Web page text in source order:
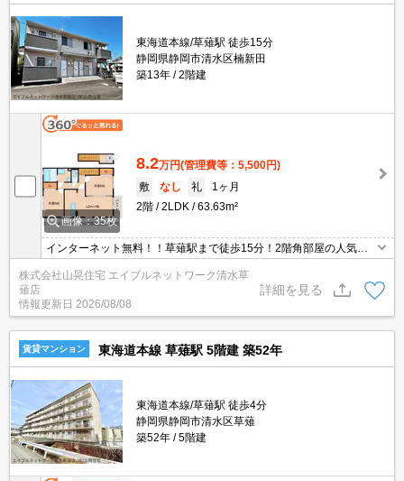
東海道本線/草薙駅 徒歩15分
静岡県静岡市清水区楠新田
築13年
2階建
画像：35枚
8.2万円(管理費等：5,500円)
敷
なし 礼
1ヶ月
2階
2LDK 63.63m²
インターネット無料！！草薙駅まで徒歩15分！2階角部屋の人気ハ
ッチンは3口コンロ（グリル付）ですよ♪しかもオール電化でお財布
にもエコなお部屋なんです♪ALSOKセキュリティがきっちりと導入
されているのに加えてTVモニターホンも付いているので防犯対策も
バッチリ◎
株式会社山晃住宅 エイブルネットワーク清水草
薙店
情報更新日 2026/08/08
詳細を見る
賃貸マンション 東海道本線 草薙駅 5階建 築52年
東海道本線/草薙駅 徒歩4分
静岡県静岡市清水区草薙
築52年
5階建